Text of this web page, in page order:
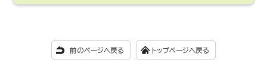
前のページへ戻る トップページへ戻る